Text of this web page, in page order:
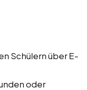
Schülern über E-
oder